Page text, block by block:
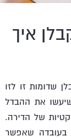
איך
שדומות זו לזו
שיעשו את ההבדל
של הדירה.
בעובדה שאפשר